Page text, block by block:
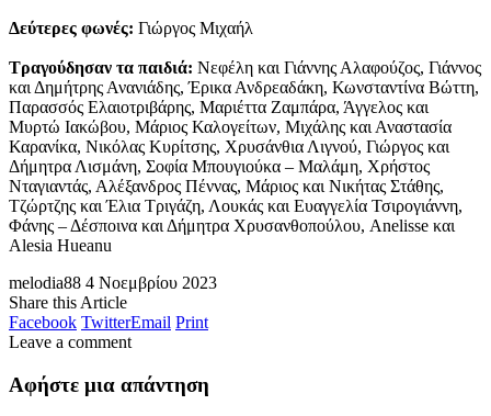
Δεύτερες φωνές: Γιώργος Μιχαήλ
Τραγούδησαν τα παιδιά: Νεφέλη και Γιάννης Αλαφούζος, Γιάννος
και Δημήτρης Ανανιάδης, Έρικα Ανδρεαδάκη, Κωνσταντίνα Βώττη,
Παρασσός Ελαιοτριβάρης, Μαριέττα Ζαμπάρα, Άγγελος και
Μυρτώ Ιακώβου, Μάριος Καλογείτων, Μιχάλης και Αναστασία
Καρανίκα, Νικόλας Κυρίτσης, Χρυσάνθια Λιγνού, Γιώργος και
Δήμητρα Λισμάνη, Σοφία Μπουγιούκα – Μαλάμη, Χρήστος
Νταγιαντάς, Αλέξανδρος Πέννας, Μάριος και Νικήτας Στάθης,
Τζώρτζης και Έλια Τριγάζη, Λουκάς και Ευαγγελία Τσιρογιάννη,
Φάνης – Δέσποινα και Δήμητρα Χρυσανθοπούλου, Anelisse και
Alesia Hueanu
melodia88 4 Νοεμβρίου 2023
Share this Article
Facebook TwitterEmail Print
Leave a comment
Αφήστε μια απάντηση